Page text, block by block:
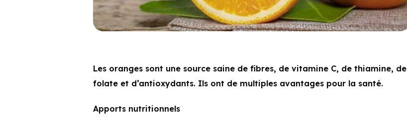
Les oranges sont une source saine de fibres, de vitamine C, de thiamine, de
folate et d’antioxydants. Ils ont de multiples avantages pour la santé.
Apports nutritionnels